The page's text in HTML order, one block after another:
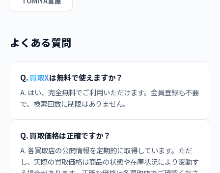
よくある質問
Q.買取Xは無料で使えますか？
A. はい、完全無料でご利用いただけます。会員登録も不要
で、検索回数に制限はありません。
Q. 買取価格は正確ですか？
A. 各買取店の公開情報を定期的に取得しています。ただ
し、実際の買取価格は商品の状態や在庫状況により変動す